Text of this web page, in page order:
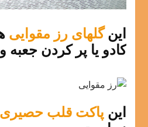
اینگلهای رز مقوایی
کادو یا پر کردن جعبه
این پاکت قلب حصیری